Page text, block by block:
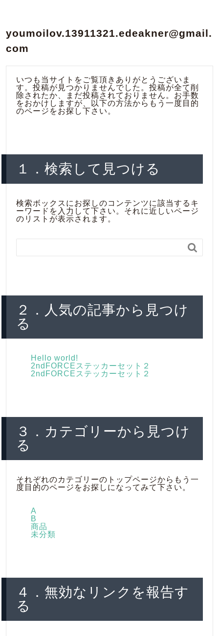
youmoilov.13911321.edeakner@gmail.
com
いつも当サイトをご覧頂きありがとうございま
す。投稿が見つかりませんでした。投稿が全て削
除されたか、まだ投稿されておりません。お手数
をおかけしますが、以下の方法からもう一度目的
のページをお探し下さい。
１．検索して見つける
検索ボックスにお探しのコンテンツに該当するキ
ーワードを入力して下さい。それに近しいページ
のリストが表示されます。

２．人気の記事から見つけ
る
Hello world!
2ndFORCEステッカーセット２
2ndFORCEステッカーセット２
３．カテゴリーから見つけ
る
それぞれのカテゴリーのトップページからもう一
度目的のページをお探しになってみて下さい。
A
B
商品
未分類
４．無効なリンクを報告す
る